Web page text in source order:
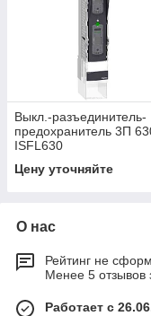
Выкл.-разъединитель-
предохранитель 3П
ISFL630
Цену уточняйте
О нас
Рейтинг не
Менее 5 отзывов
Работает с